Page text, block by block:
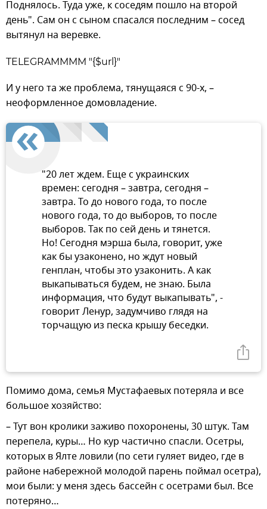
Поднялось. Туда уже, к соседям пошло на второй
день". Сам он с сыном спасался последним – сосед
вытянул на веревке.
TELEGRAMMMM "{$url}"
И у него та же проблема, тянущаяся с 90-х, –
неоформленное домовладение.
"20 лет ждем. Еще с украинских
времен: сегодня – завтра, сегодня –
завтра. То до нового года, то после
нового года, то до выборов, то после
выборов. Так по сей день и тянется.
Но! Сегодня мэрша была, говорит, уже
как бы узаконено, но ждут новый
генплан, чтобы это узаконить. А как
выкапываться будем, не знаю. Была
информация, что будут выкапывать", -
говорит Ленур, задумчиво глядя на
торчащую из песка крышу беседки.
Помимо дома, семья Мустафаевых потеряла и все
большое хозяйство:
– Тут вон кролики заживо похоронены, 30 штук. Там
перепела, куры… Но кур частично спасли. Осетры,
которых в Ялте ловили (по сети гуляет видео, где в
районе набережной молодой парень поймал осетра),
мои были: у меня здесь бассейн с осетрами был. Все
потеряно…